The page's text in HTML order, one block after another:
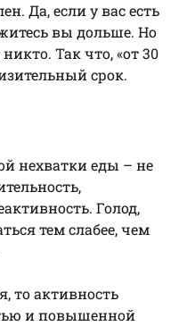
Да, если у вас есть
вы дольше. Но
Так что, «от 30
срок.
нехватки еды – не
Голод,
тем слабее, чем
то активность
и повышенной